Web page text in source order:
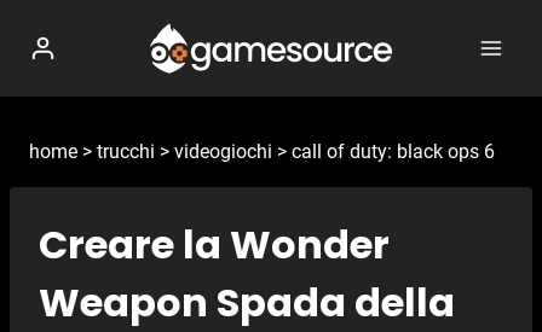
contenuto
home > trucchi > videogiochi > call of duty: black ops 6
Creare la Wonder
Weapon Spada della